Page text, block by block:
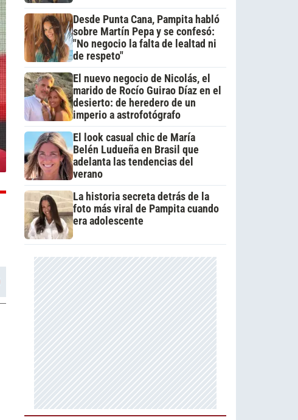
Desde Punta Cana, Pampita habló
sobre Martín Pepa y se confesó:
"No negocio la falta de lealtad ni
de respeto"
El nuevo negocio de Nicolás, el
marido de Rocío Guirao Díaz en el
desierto: de heredero de un
imperio a astrofotógrafo
El look casual chic de María
Belén Ludueña en Brasil que
adelanta las tendencias del
verano
La historia secreta detrás de la
foto más viral de Pampita cuando
era adolescente